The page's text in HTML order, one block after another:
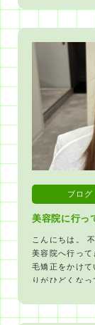
美容院に行っ
ブログ
こんにちは。
美容院へ行って
毛矯正をかけ
りがひどくなっ